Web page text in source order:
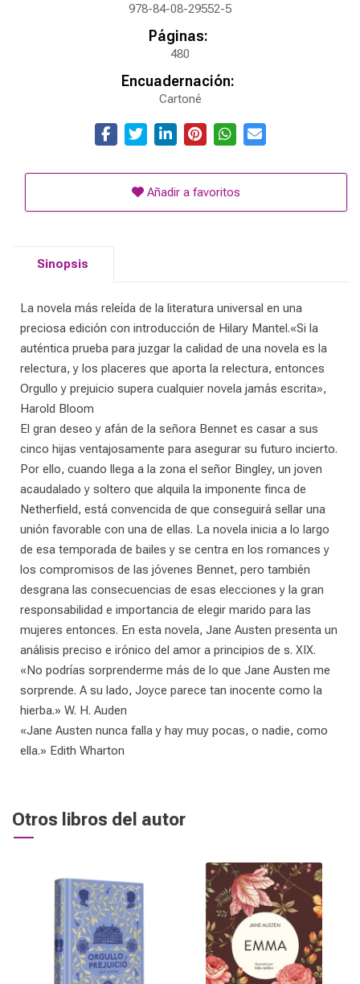
978-84-08-29552-5
Páginas:
480
Encuadernación:
Cartoné
Añadir a favoritos
Sinopsis
La novela más releída de la literatura universal en una
preciosa edición con introducción de Hilary Mantel.«Si la
auténtica prueba para juzgar la calidad de una novela es la
relectura, y los placeres que aporta la relectura, entonces
Orgullo y prejuicio supera cualquier novela jamás escrita»,
Harold Bloom
El gran deseo y afán de la señora Bennet es casar a sus
cinco hijas ventajosamente para asegurar su futuro incierto.
Por ello, cuando llega a la zona el señor Bingley, un joven
acaudalado y soltero que alquila la imponente finca de
Netherfield, está convencida de que conseguirá sellar una
unión favorable con una de ellas. La novela inicia a lo largo
de esa temporada de bailes y se centra en los romances y
los compromisos de las jóvenes Bennet, pero también
desgrana las consecuencias de esas elecciones y la gran
responsabilidad e importancia de elegir marido para las
mujeres entonces. En esta novela, Jane Austen presenta un
análisis preciso e irónico del amor a principios de s. XIX.
«No podrías sorprenderme más de lo que Jane Austen me
sorprende. A su lado, Joyce parece tan inocente como la
hierba.» W. H. Auden
«Jane Austen nunca falla y hay muy pocas, o nadie, como
ella.» Edith Wharton
Otros libros del autor